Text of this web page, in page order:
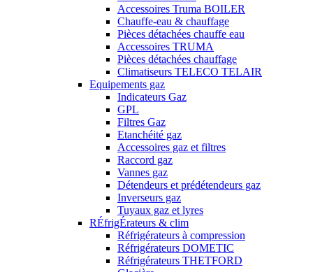
Accessoires Truma BOILER
Chauffe-eau & chauffage
Pièces détachées chauffe eau
Accessoires TRUMA
Pièces détachées chauffage
Climatiseurs TELECO TELAIR
Equipements gaz
Indicateurs Gaz
GPL
Filtres Gaz
Etanchéité gaz
Accessoires gaz et filtres
Raccord gaz
Vannes gaz
Détendeurs et prédétendeurs gaz
Inverseurs gaz
Tuyaux gaz et lyres
RÉfrigÉrateurs & clim
Réfrigérateurs à compression
Réfrigérateurs DOMETIC
Réfrigérateurs THETFORD